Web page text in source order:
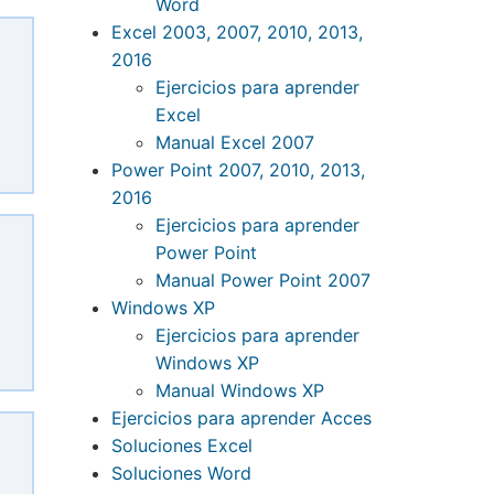
Excel 2003, 2007, 2010, 2013,
2016
Ejercicios para aprender
Excel
Manual Excel 2007
Power Point 2007, 2010, 2013,
2016
Ejercicios para aprender
Power Point
Manual Power Point 2007
Windows XP
Ejercicios para aprender
Windows XP
Manual Windows XP
Ejercicios para aprender Acces
Soluciones Excel
Soluciones Word